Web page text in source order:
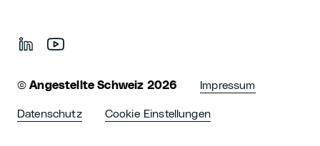
© Angestellte Schweiz 2026 Impressum
Datenschutz Cookie Einstellungen